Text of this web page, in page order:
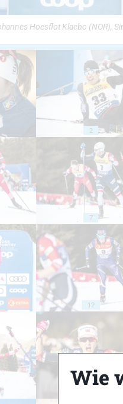
Hoesflot Klaebo (NOR),
2
7
12
Wie